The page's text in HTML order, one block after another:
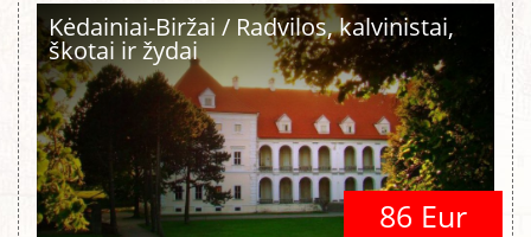
Kėdainiai-Biržai / Radvilos, kalvinistai,
škotai ir žydai
86 Eur